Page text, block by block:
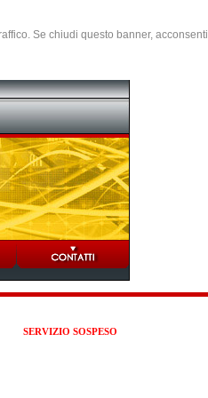
Se chiudi questo banner, acconsenti
SERVIZIO SOSPESO